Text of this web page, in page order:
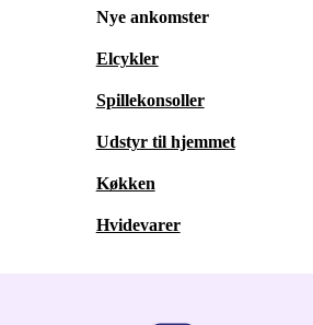
Nye ankomster
Elcykler
Spillekonsoller
Udstyr til hjemmet
Køkken
Hvidevarer